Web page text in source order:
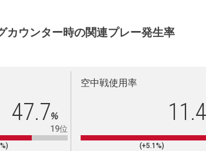
カウンター時の関連プレー発生率
47.7%
19位
空中戦使用率
11.4
(+5.1%)